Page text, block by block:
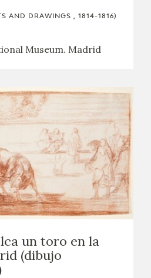
AND DRAWINGS , 1814-1816)
Museum. Madrid
un toro en la
(dibujo